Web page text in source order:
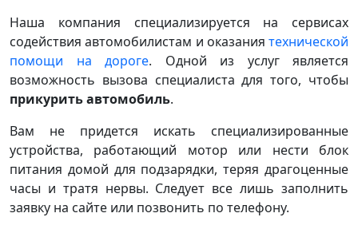
Наша компания специализируется на сервисах
содействия автомобилистам и оказания технической
помощи на дороге. Одной из услуг является
возможность вызова специалиста для того, чтобы
прикурить автомобиль.
Вам не придется искать специализированные
устройства, работающий мотор или нести блок
питания домой для подзарядки, теряя драгоценные
часы и тратя нервы. Следует все лишь заполнить
заявку на сайте или позвонить по телефону.